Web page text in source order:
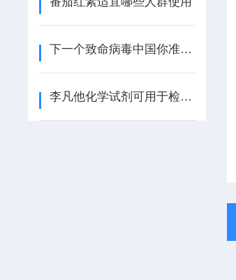
下一个致命病毒中国你准备好了吗
李凡他化学试剂可用于检测是否含有浆膜黏蛋白